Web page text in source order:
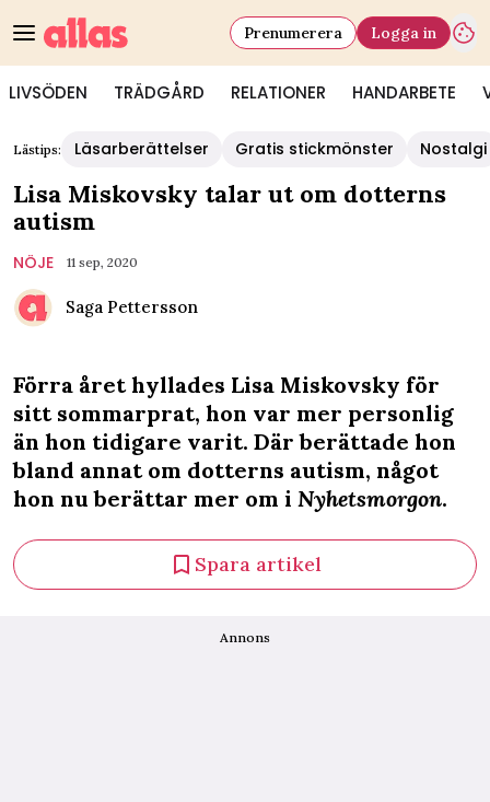
LIVSÖDEN TRÄDGÅRD RELATIONER HANDARBETE
Prenumerera Logga in
Lästips: Läsarberättelser Gratis stickmönster Nostalgi
Lisa Miskovsky talar ut om dotterns
autism
NÖJE 11 sep, 2020
Saga Pettersson
Förra året hyllades Lisa Miskovsky för
sitt sommarprat, hon var mer personlig
än hon tidigare varit. Där berättade hon
bland annat om dotterns autism, något
hon nu berättar mer om i Nyhetsmorgon.
Spara artikel
Annons